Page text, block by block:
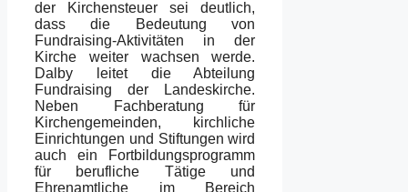
der Kirchensteuer sei deutlich,
dass die Bedeutung von
Fundraising-Aktivitäten in der
Kirche weiter wachsen werde.
Dalby leitet die Abteilung
Fundraising der Landeskirche.
Neben Fachberatung für
Kirchengemeinden, kirchliche
Einrichtungen und Stiftungen wird
auch ein Fortbildungsprogramm
für berufliche Tätige und
Ehrenamtliche im Bereich